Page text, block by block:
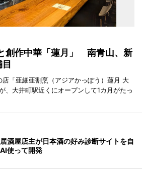
創作中華「蓮月」 南青山、新
「亜細亜割烹（アジアかっぽう）蓮月 大
、大井町駅近くにオープンして1カ月がたっ
酒屋店主が日本酒の好み診断サイトを自
使って開発